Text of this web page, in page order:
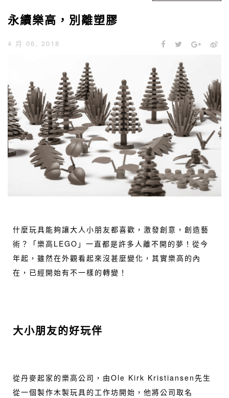
永續樂高，別離塑膠
4 月 06, 2018
什麼玩具能夠讓大人小朋友都喜歡，激發創意，創造藝
術？「樂高LEGO」一直都是許多人離不開的夢！從今
年起，雖然在外觀看起來沒甚麼變化，其實樂高的內
在，已經開始有不一樣的轉變！
大小朋友的好玩伴
從丹麥起家的樂高公司，由Ole Kirk Kristiansen先生
從一個製作木製玩具的工作坊開始，他將公司取名